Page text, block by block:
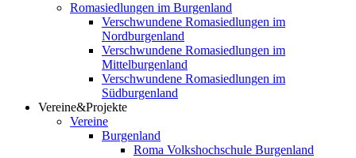
Romasiedlungen im Burgenland
Verschwundene Romasiedlungen im
Nordburgenland
Verschwundene Romasiedlungen im
Mittelburgenland
Verschwundene Romasiedlungen im
Südburgenland
Vereine&Projekte
Vereine
Burgenland
Roma Volkshochschule Burgenland